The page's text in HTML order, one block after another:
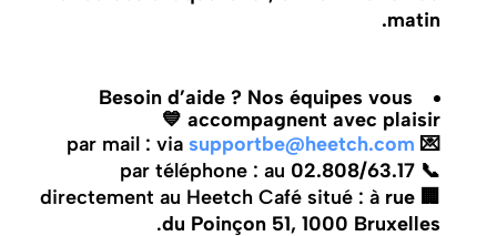
matin.
Besoin d’aide ? Nos équipes vous
accompagnent avec plaisir 💙
💌 par mail : via
supportbe@heetch.com
📞 par téléphone : au
02.808/63.17
🏢 directement au Heetch Café situé : à
rue
du Poinçon 51, 1000 Bruxelles
.